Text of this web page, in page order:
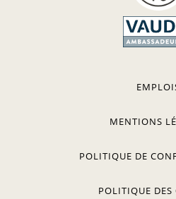
MENTIONS
POLITIQUE DE
POLITIQUE DES